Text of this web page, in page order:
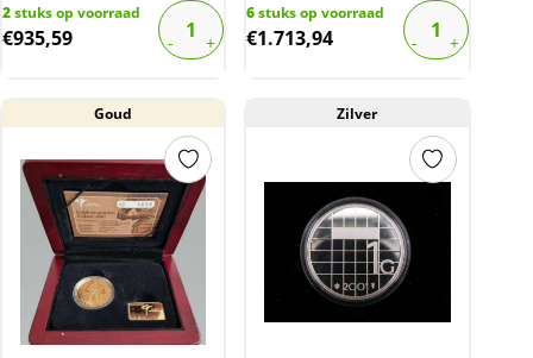
2stuks op voorraad
€935,59
6stuks op voorraad
€1.713,94
Goud Zilver